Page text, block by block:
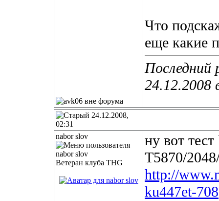
Что
еще какие
Последний
24.12.2008
24.12.2008,
02:31
nabor slov
Ветеран клуба THG
ну вот
T5870/
http://
ku447et-708